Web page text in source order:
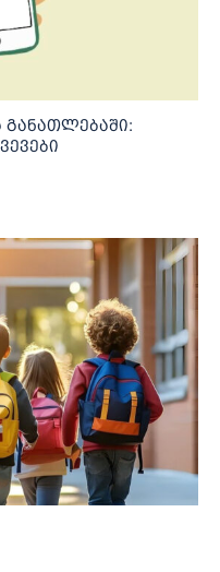
განათლებაში: